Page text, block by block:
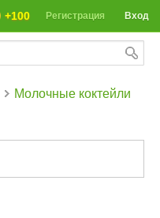
Вход
Регистрация
+100
Молочные коктейли